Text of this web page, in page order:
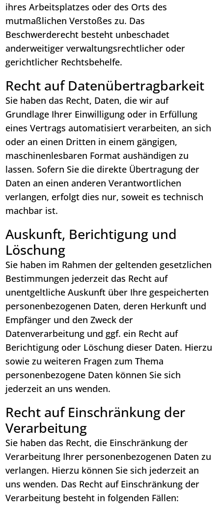
ihres Arbeitsplatzes oder des Orts des
mutmaßlichen Verstoßes zu. Das
Beschwerderecht besteht unbeschadet
anderweitiger verwaltungsrechtlicher oder
gerichtlicher Rechtsbehelfe.
Recht auf Daten­übertrag­barkeit
Sie haben das Recht, Daten, die wir auf
Grundlage Ihrer Einwilligung oder in Erfüllung
eines Vertrags automatisiert verarbeiten, an sich
oder an einen Dritten in einem gängigen,
maschinenlesbaren Format aushändigen zu
lassen. Sofern Sie die direkte Übertragung der
Daten an einen anderen Verantwortlichen
verlangen, erfolgt dies nur, soweit es technisch
machbar ist.
Auskunft, Berichtigung und
Löschung
Sie haben im Rahmen der geltenden gesetzlichen
Bestimmungen jederzeit das Recht auf
unentgeltliche Auskunft über Ihre gespeicherten
personenbezogenen Daten, deren Herkunft und
Empfänger und den Zweck der
Datenverarbeitung und ggf. ein Recht auf
Berichtigung oder Löschung dieser Daten. Hierzu
sowie zu weiteren Fragen zum Thema
personenbezogene Daten können Sie sich
jederzeit an uns wenden.
Recht auf Einschränkung der
Verarbeitung
Sie haben das Recht, die Einschränkung der
Verarbeitung Ihrer personenbezogenen Daten zu
verlangen. Hierzu können Sie sich jederzeit an
uns wenden. Das Recht auf Einschränkung der
Verarbeitung besteht in folgenden Fällen: